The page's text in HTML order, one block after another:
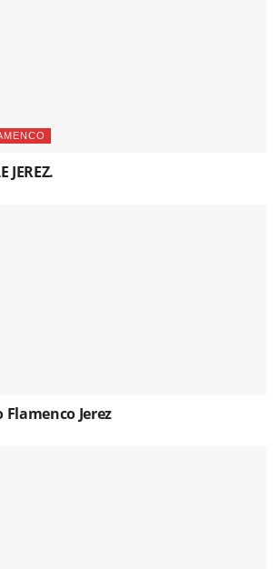
JEREZ.
Jerez